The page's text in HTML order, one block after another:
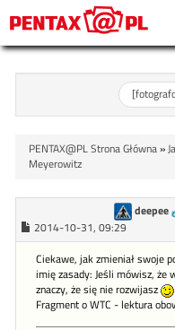
PENTAX@PL Strona Główna»
Meyerowitz
deepee
2014-10-31, 09:29
Ciekawe, jak zmieniał swoje
imię zasady: Jeśli mówisz, że
znaczy, że się nie rozwijasz
Fragment o WTC - lektura